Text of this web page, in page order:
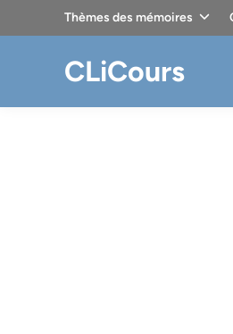
Thèmes des mémoires
CLiCours